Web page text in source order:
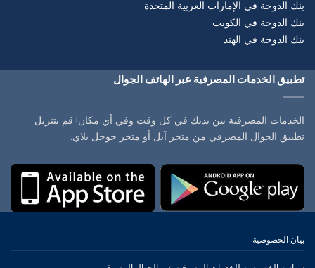
بنك الدوحة في الإمارات العربية المتحدة
بنك الدوحة في الكويت
بنك الدوحة في الهند
تطبيق الخدمات المصرفية عبر الهاتف الجوال
الخدمات المصرفية بين يديك في كل وقت وفي أي مكان! قم بتنزيل
تطبيق الجوال المصرفي من متجر آبل أو متجر جوجل بلاي.
بيان الخصوصية